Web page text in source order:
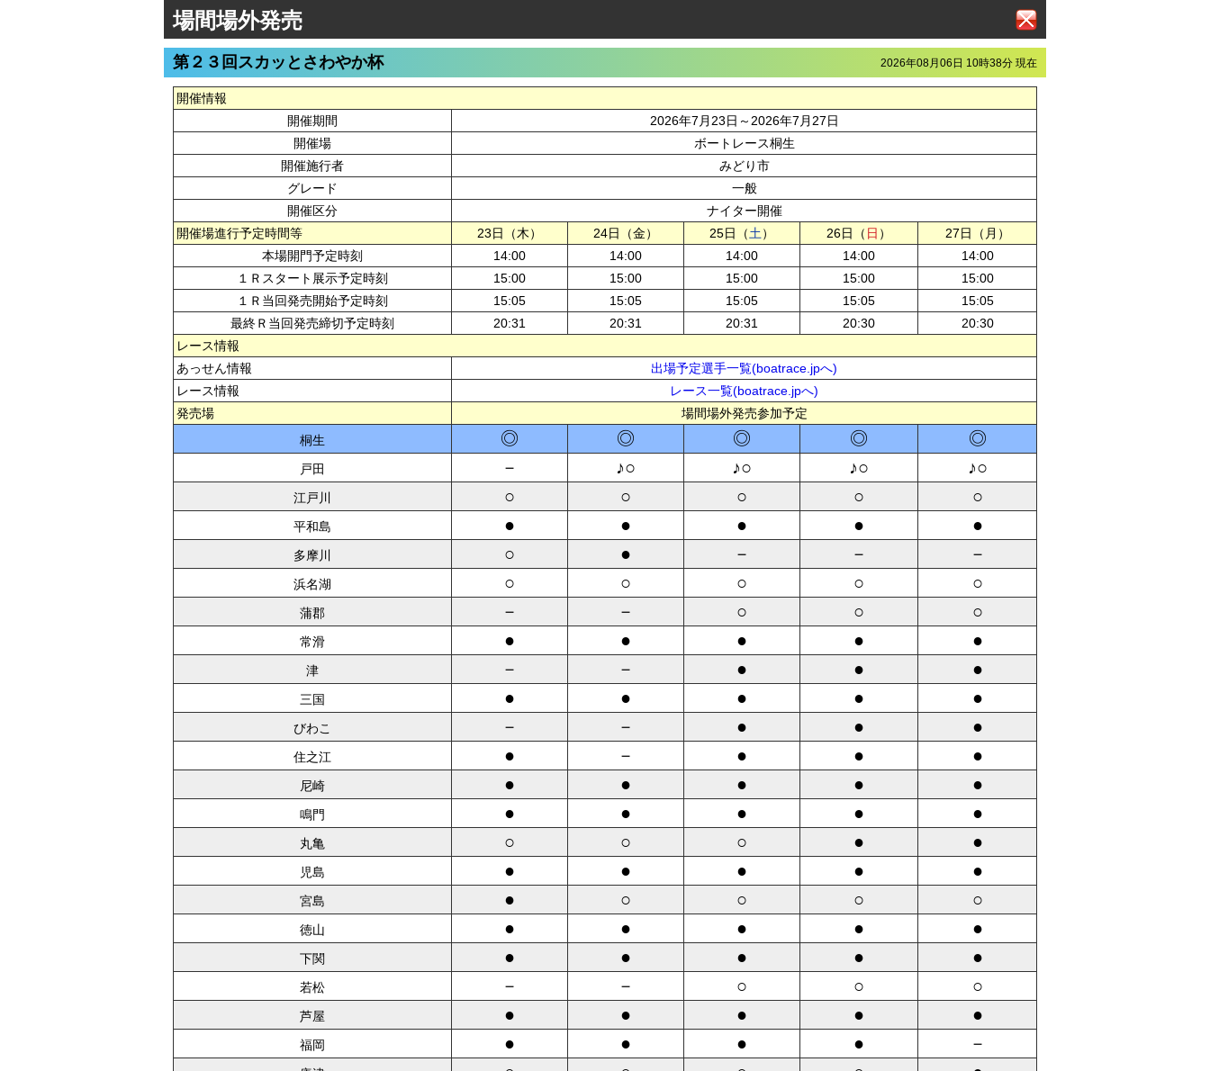
場間場外発売
2026年08月06日 10時38分 現在
第２３回スカッとさわやか杯
開催情報
開催期間
2026年7月23日～2026年7月27日
開催場
ボートレース桐生
開催施行者
みどり市
グレード
一般
開催区分
ナイター開催
開催場進行予定時間等
23日（木） 24日（金） 25日（土） 26日（ 日 ）
27日（月）
本場開門予定時刻
14:00 14:00 14:00 14:00
14:00
１Ｒスタート展示予定時刻
15:00 15:00 15:00 15:00
15:00
１Ｒ当回発売開始予定時刻
15:05 15:05 15:05 15:05
15:05
最終Ｒ当回発売締切予定時刻
20:31 20:31 20:31 20:30
20:30
レース情報
あっせん情報
出場予定選手一覧(boatrace.jpへ)
レース情報
レース一覧(boatrace.jpへ)
発売場
場間場外発売参加予定
桐生
◎ ◎ ◎ ◎ ◎
戸田 － ♪○ ♪○ ♪○ ♪○
江戸川 ○ ○ ○ ○ ○
平和島 ● ● ● ● ●
多摩川 ○ ● － － －
浜名湖 ○ ○ ○ ○ ○
蒲郡 － － ○ ○ ○
常滑 ● ● ● ● ●
津 － － ● ● ●
三国 ● ● ● ● ●
びわこ － － ● ● ●
住之江 ● － ● ● ●
尼崎 ● ● ● ● ●
鳴門 ● ● ● ● ●
丸亀 ○ ○ ○ ● ●
児島 ● ● ● ● ●
宮島 ● ○ ○ ○ ○
徳山 ● ● ● ● ●
下関 ● ● ● ● ●
若松 － － ○ ○ ○
芦屋 ● ● ● ● ●
福岡 ● ● ● ● －